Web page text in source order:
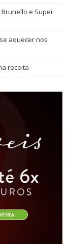
e Super
aquecer nos
receita